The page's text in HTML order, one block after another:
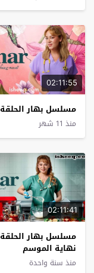
02:11:55
مسلسل بهار الحلقة 50
منذ 11 شهر
02:11:41
نهاية الموسم
منذ سنة واحدة